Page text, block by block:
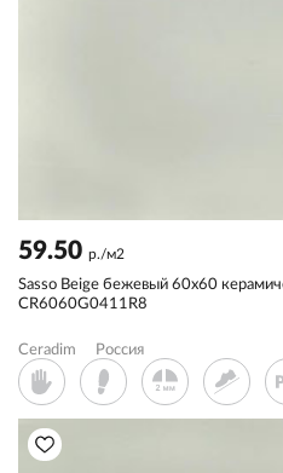
59.50 р./м2
Sassо Beige бежевый 60x60
CR6060G0411R8
Ceradim Россия